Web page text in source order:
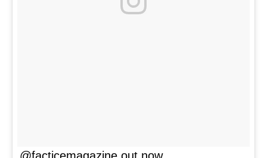
@facticemagazine out now